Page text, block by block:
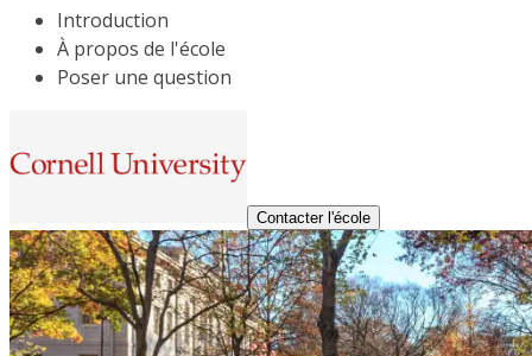
Introduction
À propos de l'école
Poser une question
Contacter l'école